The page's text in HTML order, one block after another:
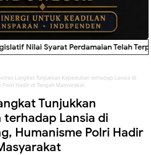
Perdamaian Telah Terpenuhi New!
Langkat Tunjukkan Kepedulian terhadap Lansia di
Polri Hadir di Tengah Masyarakat
Tunjukkan
terhadap Lansia di
Humanisme Polri Hadir